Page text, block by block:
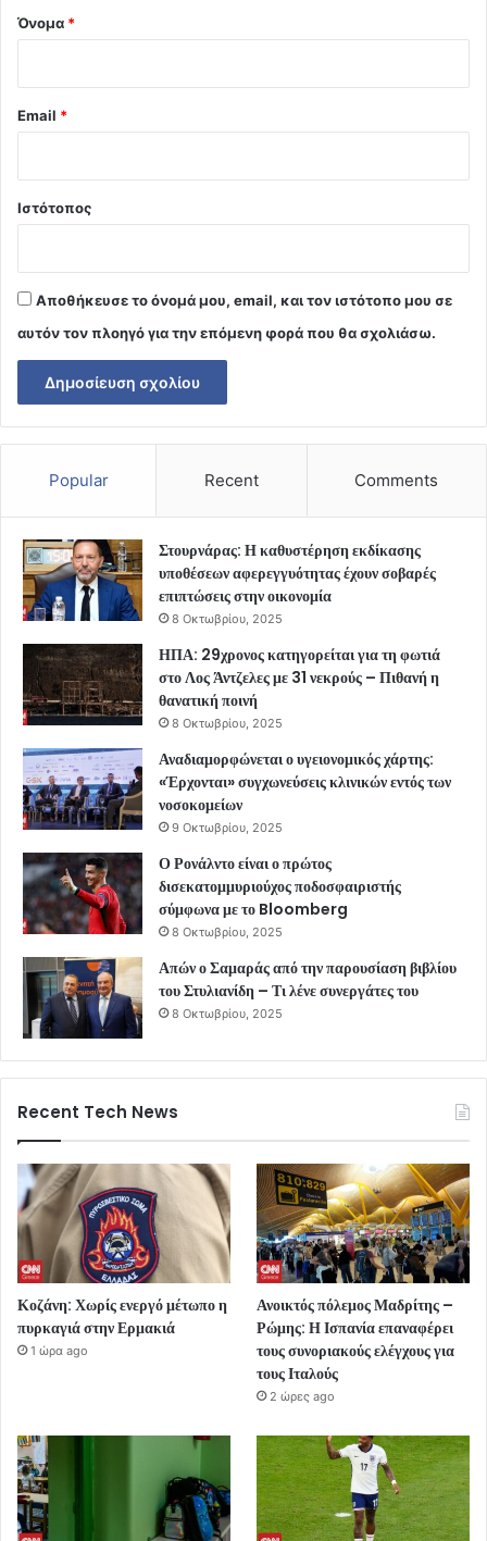
Όνομα *
Email *
Ιστότοπος
Αποθήκευσε το όνομά μου, email, και τον ιστότοπο μου σε
αυτόν τον πλοηγό για την επόμενη φορά που θα σχολιάσω.
Popular Recent Comments
Στουρνάρας: Η καθυστέρηση εκδίκασης
υποθέσεων αφερεγγυότητας έχουν σοβαρές
επιπτώσεις στην οικονομία
8 Οκτωβρίου, 2025
ΗΠΑ: 29χρονος κατηγορείται για τη φωτιά
στο Λος Άντζελες με 31 νεκρούς – Πιθανή η
θανατική ποινή
8 Οκτωβρίου, 2025
Αναδιαμορφώνεται ο υγειονομικός χάρτης:
«Έρχονται» συγχωνεύσεις κλινικών εντός των
νοσοκομείων
9 Οκτωβρίου, 2025
Ο Ρονάλντο είναι ο πρώτος
δισεκατομμυριούχος ποδοσφαιριστής
σύμφωνα με το Bloomberg
8 Οκτωβρίου, 2025
Απών ο Σαμαράς από την παρουσίαση βιβλίου
του Στυλιανίδη – Τι λένε συνεργάτες του
8 Οκτωβρίου, 2025
Recent Tech News
Κοζάνη: Χωρίς ενεργό μέτωπο η
πυρκαγιά στην Ερμακιά
1 ώρα ago
Ανοικτός πόλεμος Μαδρίτης –
Ρώμης: Η Ισπανία επαναφέρει
τους συνοριακούς ελέγχους για
τους Ιταλούς
2 ώρες ago